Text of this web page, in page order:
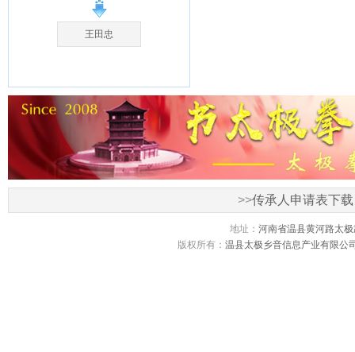
王田忠
>>传承人申请表下载
地址： 河南省温县黄河路太
版权所有： 温县太极乡音信息产业有限公